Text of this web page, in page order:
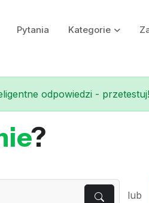
Pytania Kategorie
odpowiedzi -
?
lub